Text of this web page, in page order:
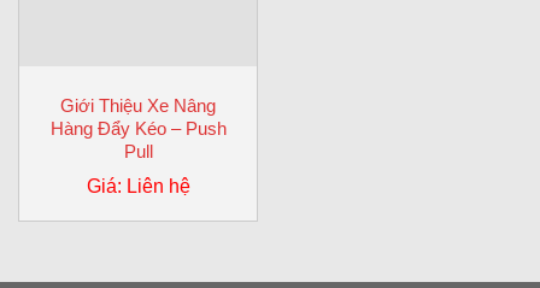
Giới Thiệu Xe Nâng
Hàng Đẩy Kéo – Push
Pull
Giá: Liên hệ